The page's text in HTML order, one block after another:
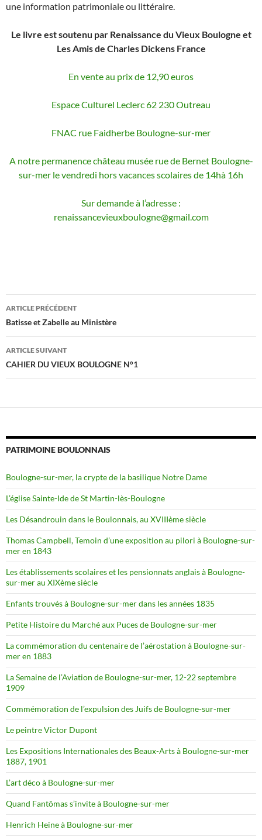
une information patrimoniale ou littéraire.
Le livre est soutenu par Renaissance du Vieux Boulogne et
Les Amis de Charles Dickens France
En vente au prix de 12,90 euros
Espace Culturel Leclerc 62 230 Outreau
FNAC rue Faidherbe Boulogne-sur-mer
A notre permanence château musée rue de Bernet Boulogne-
sur-mer le vendredi hors vacances scolaires de 14hà 16h
Sur demande à l’adresse :
renaissancevieuxboulogne@gmail.com
Navigation
des
articles
ARTICLE PRÉCÉDENT
Batisse et Zabelle au Ministère
ARTICLE SUIVANT
CAHIER DU VIEUX BOULOGNE N°1
PATRIMOINE BOULONNAIS
Boulogne-sur-mer, la crypte de la basilique Notre Dame
L’église Sainte-Ide de St Martin-lès-Boulogne
Les Désandrouin dans le Boulonnais, au XVIIIème siècle
Thomas Campbell, Temoin d’une exposition au pilori à Boulogne-sur-
mer en 1843
Les établissements scolaires et les pensionnats anglais à Boulogne-
sur-mer au XIXème siècle
Enfants trouvés à Boulogne-sur-mer dans les années 1835
Petite Histoire du Marché aux Puces de Boulogne-sur-mer
La commémoration du centenaire de l’aérostation à Boulogne-sur-
mer en 1883
La Semaine de l’Aviation de Boulogne-sur-mer, 12-22 septembre
1909
Commémoration de l’expulsion des Juifs de Boulogne-sur-mer
Le peintre Victor Dupont
Les Expositions Internationales des Beaux-Arts à Boulogne-sur-mer
1887, 1901
L’art déco à Boulogne-sur-mer
Quand Fantômas s’invite à Boulogne-sur-mer
Henrich Heine à Boulogne-sur-mer